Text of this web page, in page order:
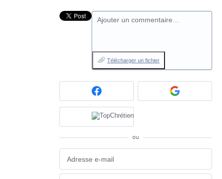
Ajouter un commentaire…
Télécharger un fichier
ou